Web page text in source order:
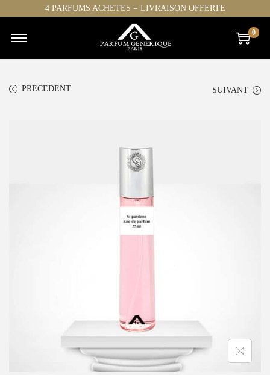
4 PARFUMS ACHETES = LIVRAISON OFFERTE
0
PRECEDENT SUIVANT